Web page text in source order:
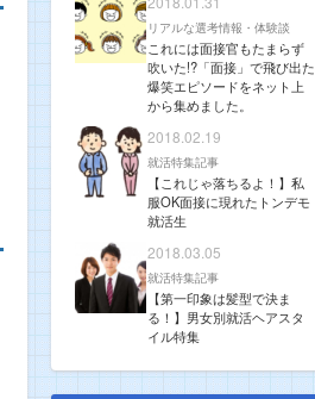
リアルな選考情報・体験談
これには面接官もたまらず
吹いた!?「面接」で飛び出た
爆笑エピソードをネット上
から集めました。
2018.02.19
就活特集記事
【これじゃ落ちるよ！】私
服OK面接に現れたトンデモ
就活生
2018.03.05
就活特集記事
【第一印象は髪型で決ま
る！】男女別就活ヘアスタ
イル特集